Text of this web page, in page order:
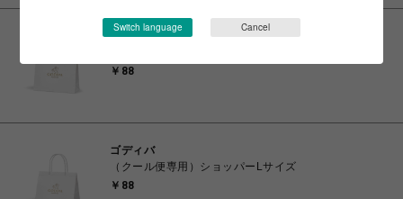
ゴディバ
￥88
ゴディバ
（クール便専用）ショッパーLサイズ
￥88
Switch language Cancel